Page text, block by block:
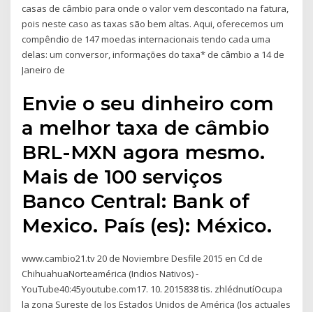
casas de câmbio para onde o valor vem descontado na fatura,
pois neste caso as taxas são bem altas. Aqui, oferecemos um
compêndio de 147 moedas internacionais tendo cada uma
delas: um conversor, informações do taxa* de câmbio a 14 de
Janeiro de
Envie o seu dinheiro com
a melhor taxa de câmbio
BRL-MXN agora mesmo.
Mais de 100 serviços
Banco Central: Bank of
Mexico. País (es): México.
www.cambio21.tv 20 de Noviembre Desfile 2015 en Cd de
ChihuahuaNorteamérica (Indios Nativos) -
YouTube40:45youtube.com17. 10. 2015838 tis. zhlédnutíOcupa
la zona Sureste de los Estados Unidos de América (los actuales